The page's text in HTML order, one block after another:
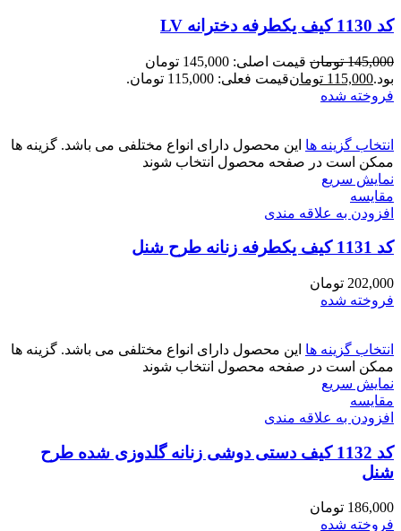
کد 1130 کیف یکطرفه دخترانه LV
145,000 تومان
قیمت اصلی: 145,000 تومان
بود.115,000 تومانقیمت فعلی: 115,000 تومان.
فروخته شده
انتخاب گزینه ها این محصول دارای انواع مختلفی می باشد. گزینه ها
ممکن است در صفحه محصول انتخاب شوند
نمایش سریع
مقايسه
افزودن به علاقه مندی
کد 1131 کیف یکطرفه زنانه طرح شنل
202,000 تومان
فروخته شده
انتخاب گزینه ها این محصول دارای انواع مختلفی می باشد. گزینه ها
ممکن است در صفحه محصول انتخاب شوند
نمایش سریع
مقايسه
افزودن به علاقه مندی
کد 1132 کیف دستی دوشی زنانه گلدوزی شده طرح
شنل
186,000 تومان
فروخته شده